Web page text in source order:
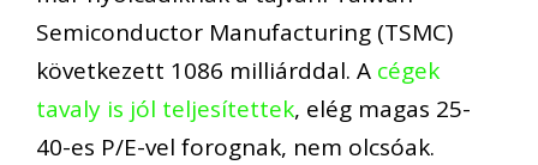
Semiconductor Manufacturing (TSMC)
következett 1086 milliárddal. A cégek
tavaly is jól teljesítettek, elég magas 25-
40-es P/E-vel forognak, nem olcsóak.